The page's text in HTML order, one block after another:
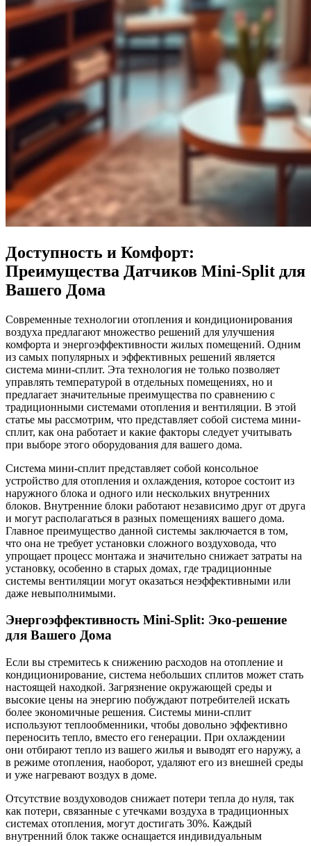
Доступность и Комфорт:
Преимущества Датчиков Mini-Split для
Вашего Дома
Современные технологии отопления и кондиционирования
воздуха предлагают множество решений для улучшения
комфорта и энергоэффективности жилых помещений. Одним
из самых популярных и эффективных решений является
система мини-сплит. Эта технология не только позволяет
управлять температурой в отдельных помещениях, но и
предлагает значительные преимущества по сравнению с
традиционными системами отопления и вентиляции. В этой
статье мы рассмотрим, что представляет собой система мини-
сплит, как она работает и какие факторы следует учитывать
при выборе этого оборудования для вашего дома.
Система мини-сплит представляет собой консольное
устройство для отопления и охлаждения, которое состоит из
наружного блока и одного или нескольких внутренних
блоков. Внутренние блоки работают независимо друг от друга
и могут располагаться в разных помещениях вашего дома.
Главное преимущество данной системы заключается в том,
что она не требует установки сложного воздуховода, что
упрощает процесс монтажа и значительно снижает затраты на
установку, особенно в старых домах, где традиционные
системы вентиляции могут оказаться неэффективными или
даже невыполнимыми.
Энергоэффективность Mini-Split: Эко-решение
для Вашего Дома
Если вы стремитесь к снижению расходов на отопление и
кондиционирование, система небольших сплитов может стать
настоящей находкой. Загрязнение окружающей среды и
высокие цены на энергию побуждают потребителей искать
более экономичные решения. Системы мини-сплит
используют теплообменники, чтобы довольно эффективно
переносить тепло, вместо его генерации. При охлаждении
они отбирают тепло из вашего жилья и выводят его наружу, а
в режиме отопления, наоборот, удаляют его из внешней среды
и уже нагревают воздух в доме.
Отсутствие воздуховодов снижает потери тепла до нуля, так
как потери, связанные с утечками воздуха в традиционных
системах отопления, могут достигать 30%. Каждый
внутренний блок также оснащается индивидуальным